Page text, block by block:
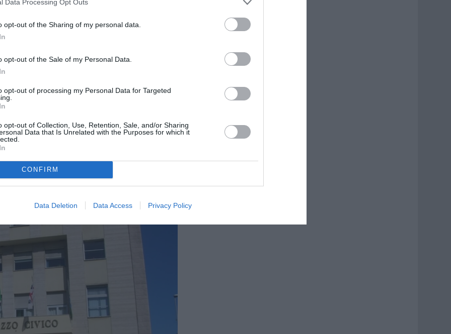
Data Processing Opt Outs
opt-out of the Sharing of my personal data.
opt-out of the Sale of my Personal Data.
opt-out of processing my Personal Data for Targeted
opt-out of Collection, Use, Retention, Sale, and/or Sharing
Data that Is Unrelated with the Purposes for which it
CONFIRM
Data Deletion Data Access Privacy Policy
clar intenția candidatului:
care merită să fie valorizată în
priorități precum reabilitarea
politicile pentru tineri și sprijinul
– “plămânul verde” – să fie nu doar
chiar economică, dar fără a-i distruge